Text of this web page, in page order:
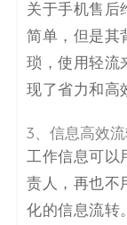
关于手机售后
简单，但是其
琐，使用轻流
现了省力和高
3、信息高效
工作信息可以
责人，再也不
化的信息流转。